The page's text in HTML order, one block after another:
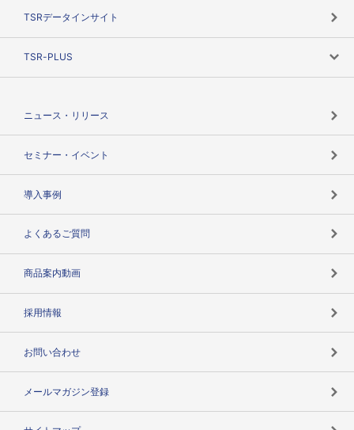
TSRデータインサイト
TSR-PLUS
ニュース・リリース
セミナー・イベント
導入事例
よくあるご質問
商品案内動画
採用情報
お問い合わせ
メールマガジン登録